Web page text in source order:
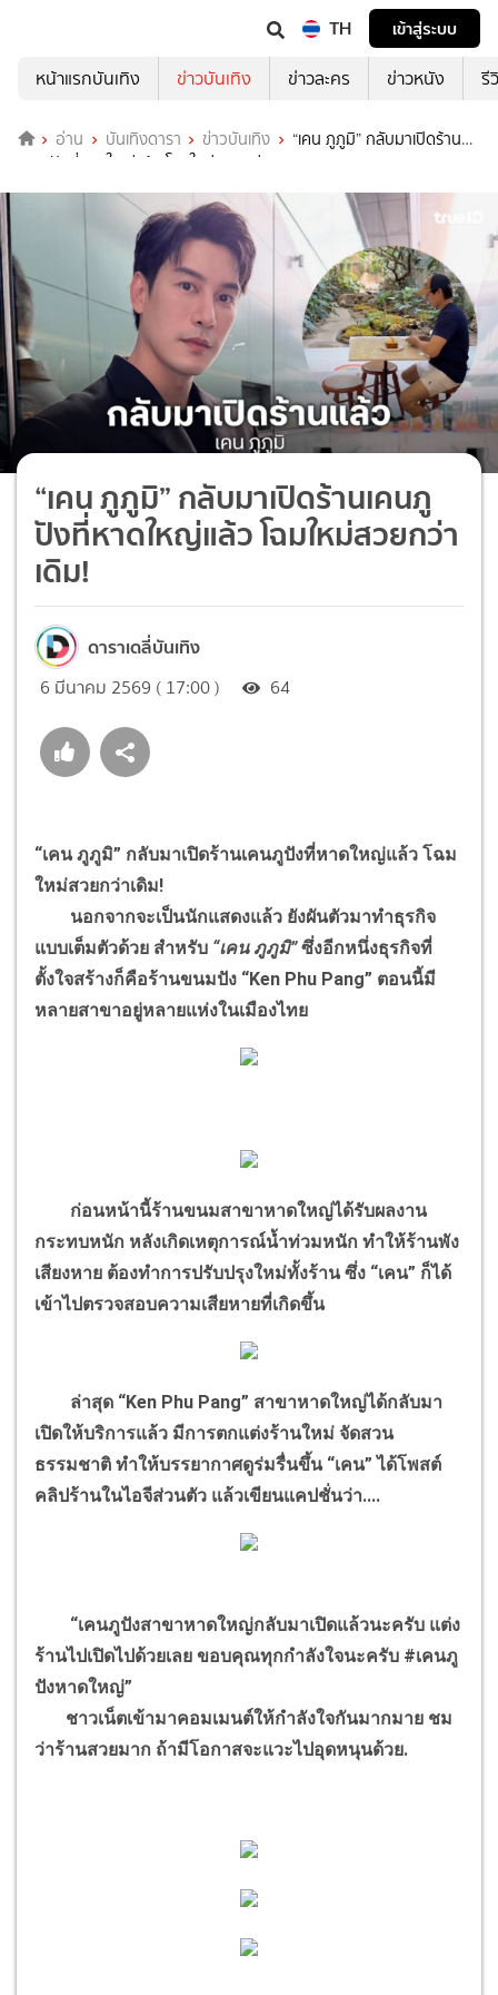
TH
เข้าสู่ระบบ
หน้าแรกบันเทิง
ข่าวบันเทิง ข่าวละคร ข่าวหนัง รี
อ่าน บันเทิงดารา ข่าวบันเทิง
“เคน ภูภูมิ” กลับมาเปิดร้าน
เคนภูปังที่หาดใหญ่แล้ว โฉมใหม่สวยกว่าเดิม!
“เคน ภูภูมิ” กลับมาเปิดร้านเคนภู
ปังที่หาดใหญ่แล้ว โฉมใหม่สวยกว่า
เดิม!
ดาราเดลี่บันเทิง
6 มีนาคม 2569 ( 17:00 ) 64
“เคน ภูภูมิ” กลับมาเปิดร้านเคนภูปังที่หาดใหญ่แล้ว โฉม
ใหม่สวยกว่าเดิม!
นอกจากจะเป็นนักแสดงแล้ว ยังผันตัวมาทำธุรกิจ
แบบเต็มตัวด้วย สำหรับ “เคน ภูภูมิ”ซึ่งอีกหนึ่งธุรกิจที่
ตั้งใจสร้างก็คือร้านขนมปัง “Ken Phu Pang” ตอนนี้มี
หลายสาขาอยู่หลายแห่งในเมืองไทย
ก่อนหน้านี้ร้านขนมสาขาหาดใหญ่ได้รับผลงาน
กระทบหนัก หลังเกิดเหตุการณ์น้ำท่วมหนัก ทำให้ร้านพัง
เสียงหาย ต้องทำการปรับปรุงใหม่ทั้งร้าน ซึ่ง “เคน” ก็ได้
เข้าไปตรวจสอบความเสียหายที่เกิดขึ้น
ล่าสุด “Ken Phu Pang” สาขาหาดใหญ่ได้กลับมา
เปิดให้บริการแล้ว มีการตกแต่งร้านใหม่ จัดสวน
ธรรมชาติ ทำให้บรรยากาศดูร่มรื่นขึ้น “เคน” ได้โพสต์
คลิปร้านในไอจีส่วนตัว แล้วเขียนแคปชั่นว่า....
“เคนภูปังสาขาหาดใหญ่กลับมาเปิดแล้วนะครับ แต่ง
ร้านไปเปิดไปด้วยเลย ขอบคุณทุกกำลังใจนะครับ #เคนภู
ปังหาดใหญ่”
ชาวเน็ตเข้ามาคอมเมนต์ให้กำลังใจกันมากมาย ชม
ว่าร้านสวยมาก ถ้ามีโอกาสจะแวะไปอุดหนุนด้วย.